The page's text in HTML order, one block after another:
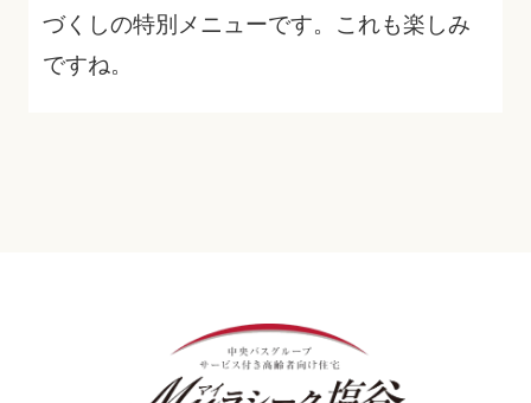
づくしの特別メニューです。これも楽しみ
ですね。